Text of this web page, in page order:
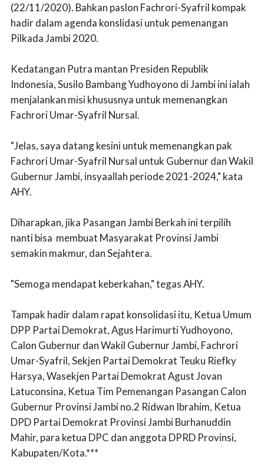
(22/11/2020). Bahkan paslon Fachrori-Syafril kompak
hadir dalam agenda konslidasi untuk pemenangan
Pilkada Jambi 2020.
Kedatangan Putra mantan Presiden Republik
Indonesia, Susilo Bambang Yudhoyono di Jambi ini ialah
menjalankan misi khususnya untuk memenangkan
Fachrori Umar-Syafril Nursal.
"Jelas, saya datang kesini untuk memenangkan pak
Fachrori Umar-Syafril Nursal untuk Gubernur dan Wakil
Gubernur Jambi, insyaallah periode 2021-2024," kata
AHY.
Diharapkan, jika Pasangan Jambi Berkah ini terpilih
nanti bisa membuat Masyarakat Provinsi Jambi
semakin makmur, dan Sejahtera.
"Semoga mendapat keberkahan," tegas AHY.
Tampak hadir dalam rapat konsolidasi itu, Ketua Umum
DPP Partai Demokrat, Agus Harimurti Yudhoyono,
Calon Gubernur dan Wakil Gubernur Jambi, Fachrori
Umar-Syafril, Sekjen Partai Demokrat Teuku Riefky
Harsya, Wasekjen Partai Demokrat Agust Jovan
Latuconsina, Ketua Tim Pemenangan Pasangan Calon
Gubernur Provinsi Jambi no.2 Ridwan Ibrahim, Ketua
DPD Partai Demokrat Provinsi Jambi Burhanuddin
Mahir, para ketua DPC dan anggota DPRD Provinsi,
Kabupaten/Kota.***